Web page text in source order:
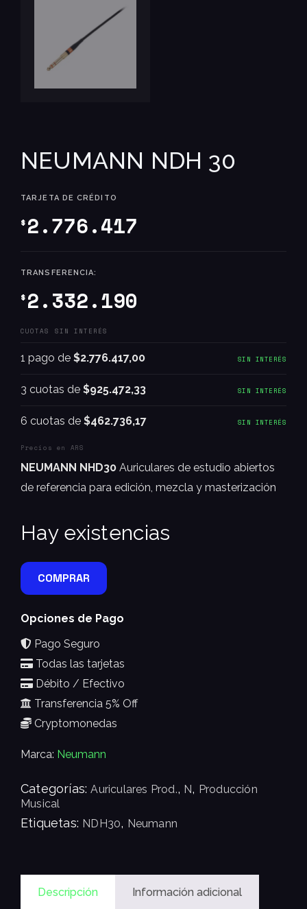
NEUMANN NDH 30
$2.776.417
TARJETA DE CRÉDITO
$2.332.190
TRANSFERENCIA:
CUOTAS SIN INTERÉS
1 pago de $2.776.417,00 SIN INTERÉS
3 cuotas de $925.472,33 SIN INTERÉS
6 cuotas de $462.736,17 SIN INTERÉS
Precios en ARS
NEUMANN NHD30 Auriculares de estudio abiertos
de referencia para edición, mezcla y masterización
Hay existencias
COMPRAR
Opciones de Pago
Pago Seguro
Todas las tarjetas
Débito / Efectivo
Transferencia 5% Off
Cryptomonedas
Marca: Neumann
Categorías:Auriculares Prod., N, Producción
Musical
Etiquetas: NDH30, Neumann
Descripción Información adicional